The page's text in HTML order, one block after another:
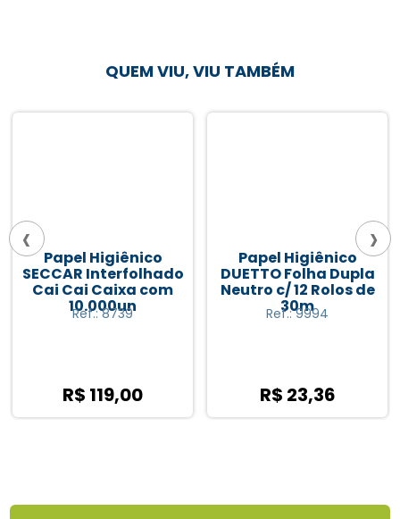
QUEM VIU, VIU TAMBÉM
Papel Higiênico
SECCAR Interfolhado
Cai Cai Caixa com
10.000un
Ref.: 8739
R$ 119,00
Papel Higiênico
DUETTO Folha Dupla
Neutro c/ 12 Rolos de
30m
Ref.: 9994
R$ 23,36
‹ ›